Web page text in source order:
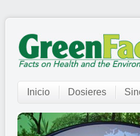
Inicio Dosieres